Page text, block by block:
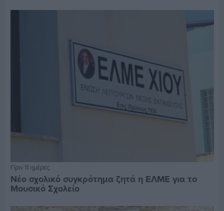
Πριν 11 ημέρες
Νέο σχολικό συγκρότημα ζητά η ΕΛΜΕ για το
Μουσικό Σχολείο